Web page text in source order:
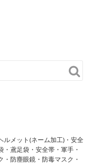
ルメット(ネーム加工)・安全
鳶足袋・安全帯・軍手・
防塵眼鏡・防毒マスク・